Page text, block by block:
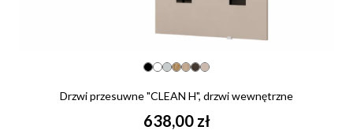
Drzwi przesuwne "CLEAN H", drzwi wewnętrzne
638,00 zł